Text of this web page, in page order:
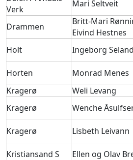
Verk
Mari Seltveit
Drammen
Britt-Mari
Eivind Hestnes
Holt
Ingeborg Seland
Horten
Monrad Menes
Kragerø
Weli Levang
Kragerø
Wenche
Kragerø
Lisbeth Leivann
Kristiansand S
Ellen og Olav